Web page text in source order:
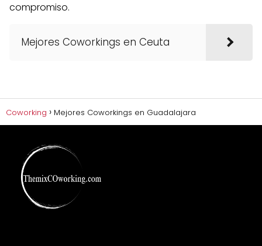
compromiso.
Mejores Coworkings en Ceuta
Coworking Mejores Coworkings en Guadalajara